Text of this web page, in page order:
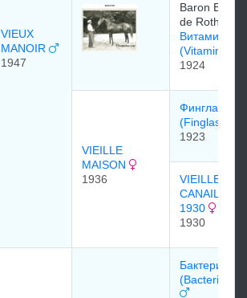
VIEUX
MANOIR
1947
Baron
de
Витамин
(Vitamine)
1924
VIEILLE
MAISON
1936
Финглас
(Finglas)
1923
VIEILLE
CANAILLE
1930
1930